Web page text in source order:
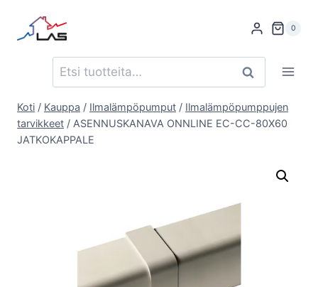
sisältöön
0
Etsi: Haku
Koti / Kauppa / Ilmalämpöpumput / Ilmalämpöpumppujen
tarvikkeet / ASENNUSKANAVA ONNLINE EC-CC-80X60
JATKOKAPPALE